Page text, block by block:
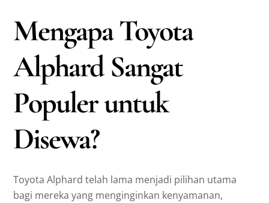
Mengapa Toyota
Alphard Sangat
Populer untuk
Disewa?
Toyota Alphard telah lama menjadi pilihan utama
bagi mereka yang menginginkan kenyamanan,